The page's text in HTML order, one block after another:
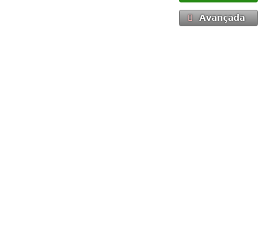
Avançada